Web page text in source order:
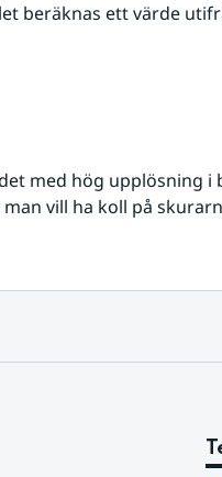
beräknas ett värde
med hög upplösning i
vill ha koll på